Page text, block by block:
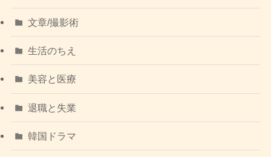
文章/撮影術
生活のちえ
美容と医療
退職と失業
韓国ドラマ